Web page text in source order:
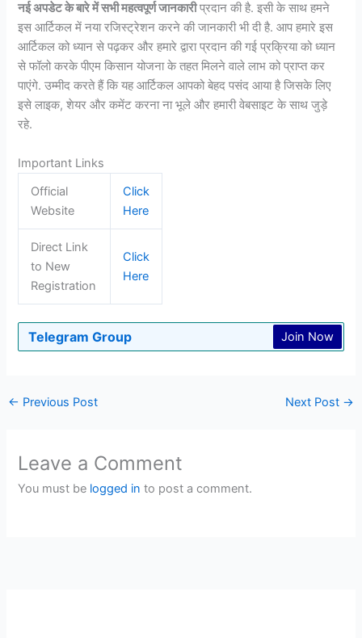
नई अपडेट के बारे में सभी महत्वपूर्ण जानकारीप्रदान की है. इसी के साथ हमने
इस आर्टिकल में नया रजिस्ट्रेशन करने की जानकारी भी दी है. आप हमारे इस
आर्टिकल को ध्यान से पढ़कर और हमारे द्वारा प्रदान की गई प्रक्रिया को ध्यान
से फॉलो करके पीएम किसान योजना के तहत मिलने वाले लाभ को प्राप्त कर
पाएंगे. उम्मीद करते हैं कि यह आर्टिकल आपको बेहद पसंद आया है जिसके लिए
इसे लाइक, शेयर और कमेंट करना ना भूले और हमारी वेबसाइट के साथ जुड़े
रहे.
Important Links
Official
Website
Click
Here
Direct Link
to New
Registration
Click
Here
Telegram Group Join Now
← Previous Post Next Post →
Leave a Comment
You must be logged in to post a comment.